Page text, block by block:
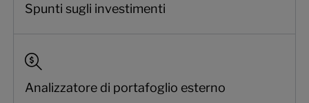
Spunti sugli investimenti
Analizzatore di portafoglio esterno